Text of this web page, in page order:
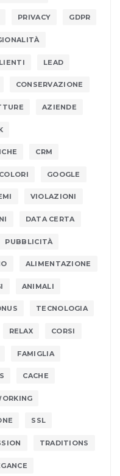
PRIVACY GDPR
LEAD
CONSERVAZIONE
AZIENDE
CRM
COLORI GOOGLE
VIOLAZIONI
DATA CERTA
PUBBLICITÀ
ALIMENTAZIONE
ANIMALI
TECNOLOGIA
RELAX CORSI
FAMIGLIA
CACHE
SSL
TRADITIONS